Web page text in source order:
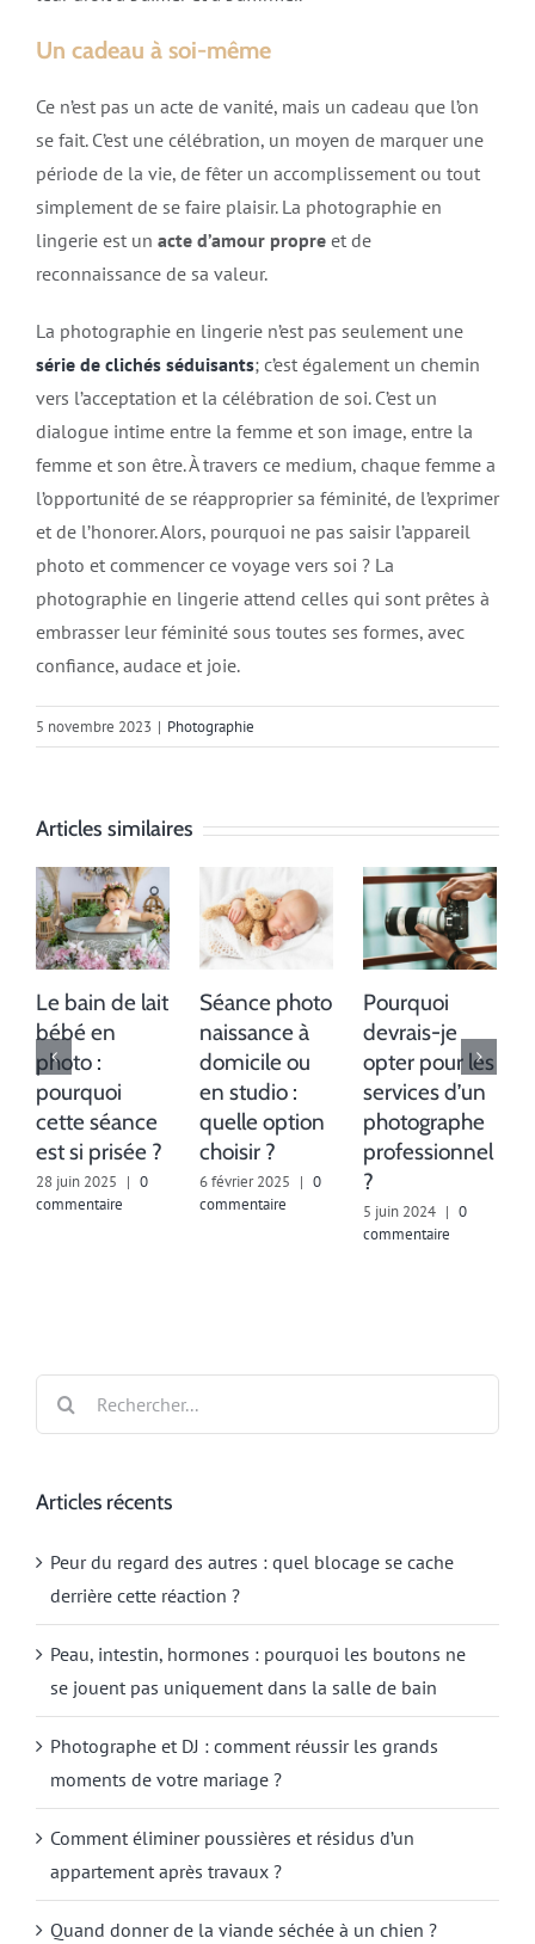
Un cadeau à soi-même
Ce n’est pas un acte de vanité, mais un cadeau que l’on
se fait. C’est une célébration, un moyen de marquer une
période de la vie, de fêter un accomplissement ou tout
simplement de se faire plaisir. La photographie en
lingerie est un acte d’amour propre et de
reconnaissance de sa valeur.
La photographie en lingerie n’est pas seulement une
série de clichés séduisants; c’est également un chemin
vers l’acceptation et la célébration de soi. C’est un
dialogue intime entre la femme et son image, entre la
femme et son être. À travers ce medium, chaque femme a
l’opportunité de se réapproprier sa féminité, de l’exprimer
et de l’honorer. Alors, pourquoi ne pas saisir l’appareil
photo et commencer ce voyage vers soi ? La
photographie en lingerie attend celles qui sont prêtes à
embrasser leur féminité sous toutes ses formes, avec
confiance, audace et joie.
5 novembre 2023 | Photographie
Articles similaires
Le bain de lait
bébé en
photo :
pourquoi
cette séance
est si prisée ?
28 juin 2025 | 0
commentaire
Séance photo
naissance à
domicile ou
en studio :
quelle option
choisir ?
6 février 2025 | 0
commentaire
Pourquoi
devrais-je
opter pour les
services d’un
photographe
professionnel
?
5 juin 2024 | 0
commentaire
Rechercher:
Articles récents
Peur du regard des autres : quel blocage se cache
derrière cette réaction ?
Peau, intestin, hormones : pourquoi les boutons ne
se jouent pas uniquement dans la salle de bain
Photographe et DJ : comment réussir les grands
moments de votre mariage ?
Comment éliminer poussières et résidus d’un
appartement après travaux ?
Quand donner de la viande séchée à un chien ?